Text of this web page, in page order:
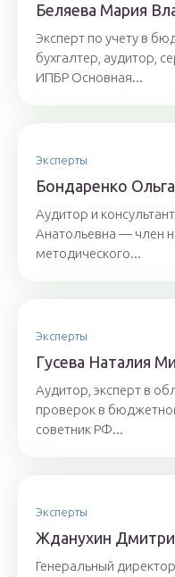
Бeляeвa Mapия
Эксперт по учету в
бухгалтер, аудитор,
ИПБР Основная...
Эксперты
Бoндaрeнкo
Аудитор и
Анатольевна — член
методического...
Эксперты
Гyсeвa Нaтaлия
Аудитор, эксперт в
проверок в
советник РФ...
Эксперты
Ждaнyхин
Генеральный